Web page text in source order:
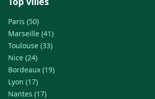
Paris (50)
Marseille (41)
Toulouse (33)
Nice (24)
Bordeaux (19)
Lyon (17)
Nantes (17)